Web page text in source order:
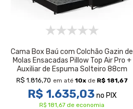
Cama Box Baú com Colchão Gazin de
Molas Ensacadas Pillow Top Air Pro +
Auxiliar de Espuma Solteiro 88cm
R$ 1.816,70 em até 10xde R$ 181,67
R$ 1.635,03 no PIX
R$ 181,67 de economia